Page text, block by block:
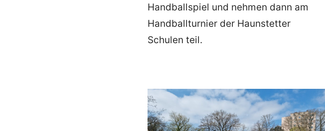
Handballspiel und nehmen dann am
Handballturnier der Haunstetter
Schulen teil.